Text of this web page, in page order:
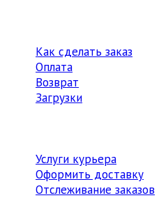
Как сделать заказ
Оплата
Возврат
Загрузки
Услуги курьера
Оформить доставку
Отслеживание заказов